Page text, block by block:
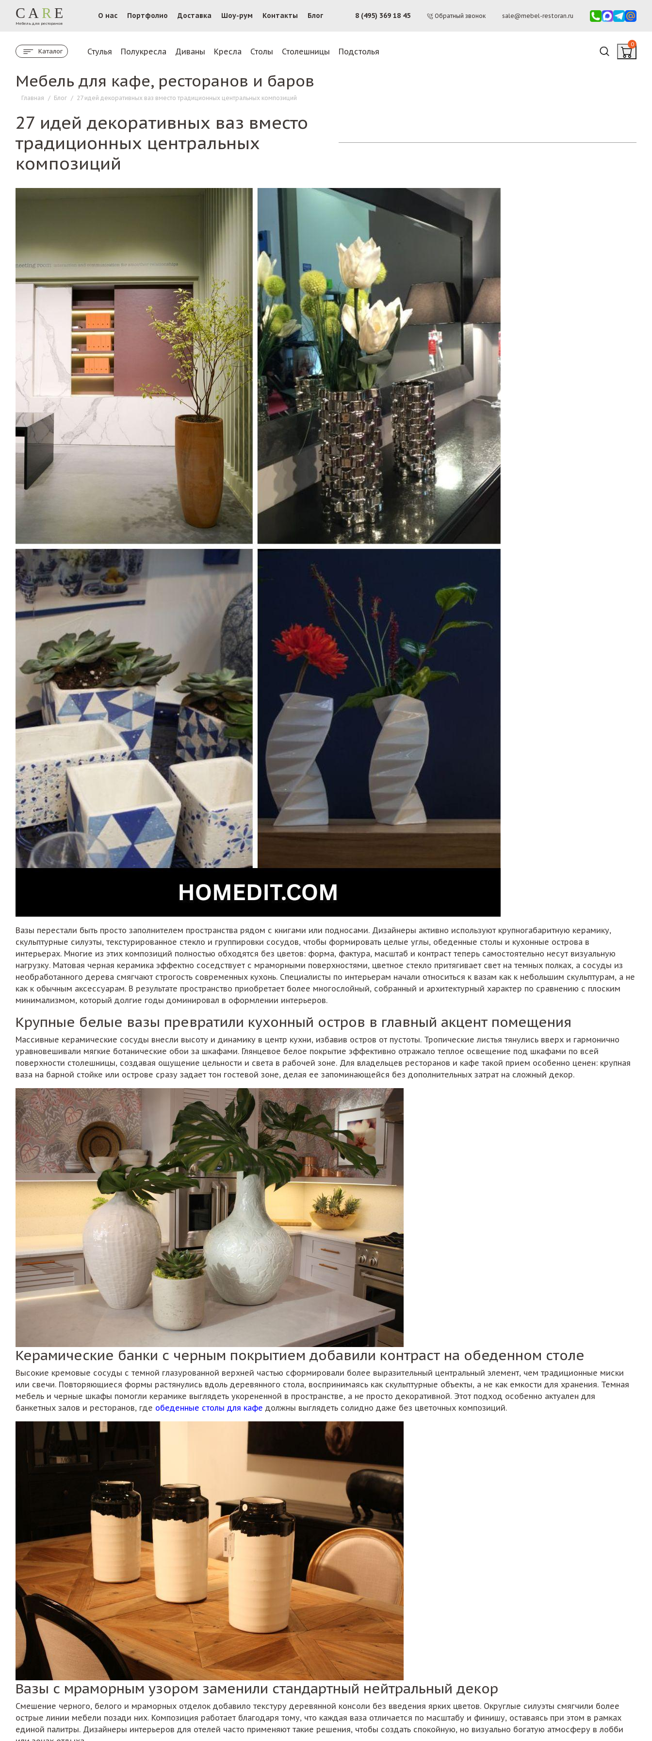
CA R E
Мебель для ресторанов
О нас Портфолио Доставка Шоу-рум Контакты Блог 8 (495) 369 18 45 Обратный звонок sale@mebel-restoran.ru
Каталог Стулья Полукресла Диваны Кресла Столы Столешницы Подстолья
0
Мебель для кафе, ресторанов и баров
Главная / Блог / 27 идей декоративных ваз вместо традиционных центральных композиций
27 идей декоративных ваз вместо
традиционных центральных
композиций
Вазы перестали быть просто заполнителем пространства рядом с книгами или подносами. Дизайнеры активно используют крупногабаритную керамику,
скульптурные силуэты, текстурированное стекло и группировки сосудов, чтобы формировать целые углы, обеденные столы и кухонные острова в
интерьерах. Многие из этих композиций полностью обходятся без цветов: форма, фактура, масштаб и контраст теперь самостоятельно несут визуальную
нагрузку. Матовая черная керамика эффектно соседствует с мраморными поверхностями, цветное стекло притягивает свет на темных полках, а сосуды из
необработанного дерева смягчают строгость современных кухонь. Специалисты по интерьерам начали относиться к вазам как к небольшим скульптурам, а не
как к обычным аксессуарам. В результате пространство приобретает более многослойный, собранный и архитектурный характер по сравнению с плоским
минимализмом, который долгие годы доминировал в оформлении интерьеров.
Крупные белые вазы превратили кухонный остров в главный акцент помещения
Массивные керамические сосуды внесли высоту и динамику в центр кухни, избавив остров от пустоты. Тропические листья тянулись вверх и гармонично
уравновешивали мягкие ботанические обои за шкафами. Глянцевое белое покрытие эффективно отражало теплое освещение под шкафами по всей
поверхности столешницы, создавая ощущение цельности и света в рабочей зоне. Для владельцев ресторанов и кафе такой прием особенно ценен: крупная
ваза на барной стойке или острове сразу задает тон гостевой зоне, делая ее запоминающейся без дополнительных затрат на сложный декор.
Керамические банки с черным покрытием добавили контраст на обеденном столе
Высокие кремовые сосуды с темной глазурованной верхней частью сформировали более выразительный центральный элемент, чем традиционные миски
или свечи. Повторяющиеся формы растянулись вдоль деревянного стола, воспринимаясь как скульптурные объекты, а не как емкости для хранения. Темная
мебель и черные шкафы помогли керамике выглядеть укорененной в пространстве, а не просто декоративной. Этот подход особенно актуален для
банкетных залов и ресторанов, где обеденные столы для кафе должны выглядеть солидно даже без цветочных композиций.
Вазы с мраморным узором заменили стандартный нейтральный декор
Смешение черного, белого и мраморных отделок добавило текстуру деревянной консоли без введения ярких цветов. Округлые силуэты смягчили более
острые линии мебели позади них. Композиция работает благодаря тому, что каждая ваза отличается по масштабу и финишу, оставаясь при этом в рамках
единой палитры. Дизайнеры интерьеров для отелей часто применяют такие решения, чтобы создать спокойную, но визуально богатую атмосферу в лобби